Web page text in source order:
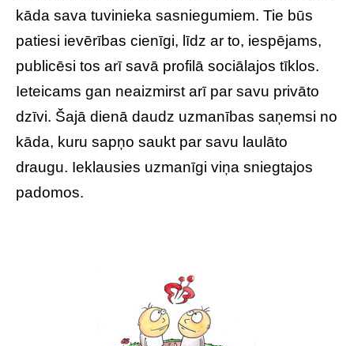
kāda sava tuvinieka sasniegumiem. Tie būs
patiesi ievērības cienīgi, līdz ar to, iespējams,
publicēsi tos arī savā profilā sociālajos tīklos.
Ieteicams gan neaizmirst arī par savu privāto
dzīvi. Šajā dienā daudz uzmanības saņemsi no
kāda, kuru sapņo saukt par savu laulāto
draugu. Ieklausies uzmanīgi viņa sniegtajos
padomos.